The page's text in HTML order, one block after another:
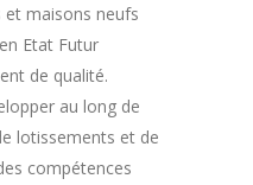
et maisons neufs
Etat Futur
de qualité.
au long de
lotissements et de
compétences